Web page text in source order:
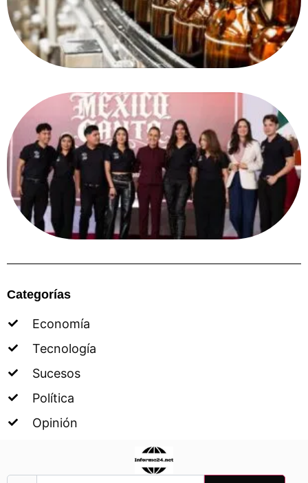
Categorías
Economía
Tecnología
Sucesos
Política
Opinión